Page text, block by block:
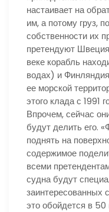
настаивает на
им, а потому груз,
собственности их
претендуют
веке корабль
водах) и
ее морской
этого клада с 1991
Впрочем, сейчас
будут делить его.
поднять на
содержимое
всеми
судна будут
заинтересованных
это обойдется в 50